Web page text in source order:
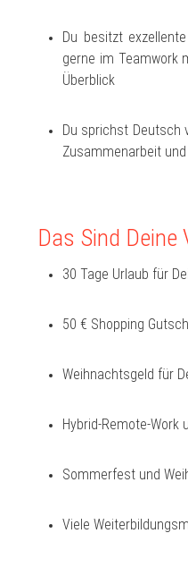
Du besitzt
gerne im Teamwork
Überblick
Du sprichst Deutsch
Zusammenarbeit
Das Sind Deine
30 Tage Urlaub für
50 € Shopping
Weihnachtsgeld für
Hybrid-Remote-Work
Sommerfest und
Viele